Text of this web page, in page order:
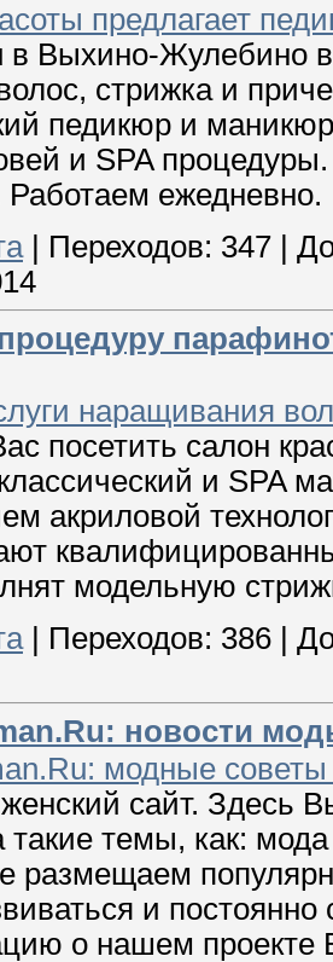
предлагает
в Выхино-Жулебино
стрижка и
педикюр и
и SPA
| Переходов: 347 |
наращивания
посетить салон
и SPA
акриловой
модельную
| Переходов: 386
новости
модные
сайт. Здесь
темы, как:
размещаем
и
о нашем проекте